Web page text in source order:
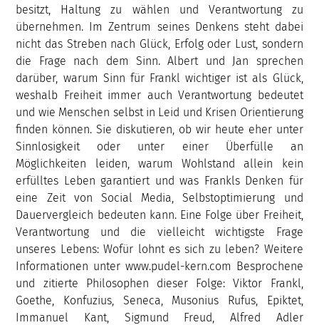
besitzt, Haltung zu wählen und Verantwortung zu
übernehmen. Im Zentrum seines Denkens steht dabei
nicht das Streben nach Glück, Erfolg oder Lust, sondern
die Frage nach dem Sinn. Albert und Jan sprechen
darüber, warum Sinn für Frankl wichtiger ist als Glück,
weshalb Freiheit immer auch Verantwortung bedeutet
und wie Menschen selbst in Leid und Krisen Orientierung
finden können. Sie diskutieren, ob wir heute eher unter
Sinnlosigkeit oder unter einer Überfülle an
Möglichkeiten leiden, warum Wohlstand allein kein
erfülltes Leben garantiert und was Frankls Denken für
eine Zeit von Social Media, Selbstoptimierung und
Dauervergleich bedeuten kann. Eine Folge über Freiheit,
Verantwortung und die vielleicht wichtigste Frage
unseres Lebens: Wofür lohnt es sich zu leben? Weitere
Informationen unter www.pudel-kern.com Besprochene
und zitierte Philosophen dieser Folge: Viktor Frankl,
Goethe, Konfuzius, Seneca, Musonius Rufus, Epiktet,
Immanuel Kant, Sigmund Freud, Alfred Adler